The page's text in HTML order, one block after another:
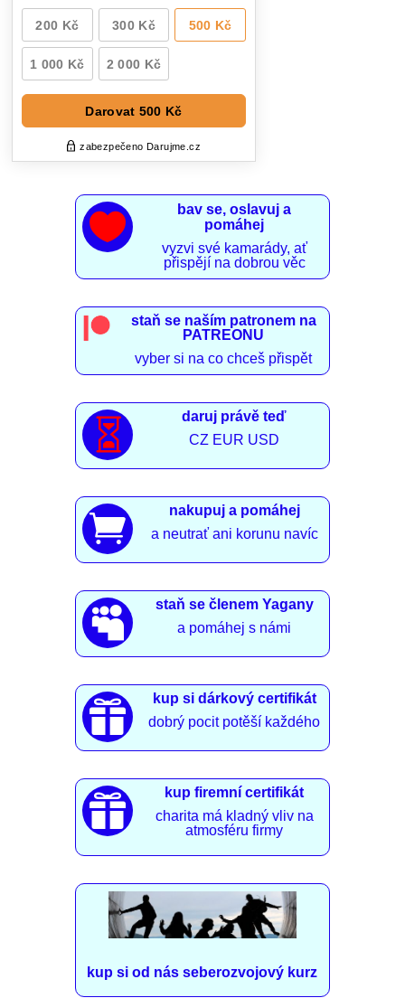

bav se, oslavuj a
pomáhej
vyzvi své kamarády, ať
přispějí na dobrou věc
staň se naším patronem na
PATREONU
vyber si na co chceš přispět

daruj právě teď
CZ EUR USD

nakupuj a pomáhej
a neutrať ani korunu navíc

staň se členem Yagany
a pomáhej s námi

kup si dárkový certifikát
dobrý pocit potěší každého

kup firemní certifikát
charita má kladný vliv na
atmosféru firmy
kup si od nás seberozvojový kurz